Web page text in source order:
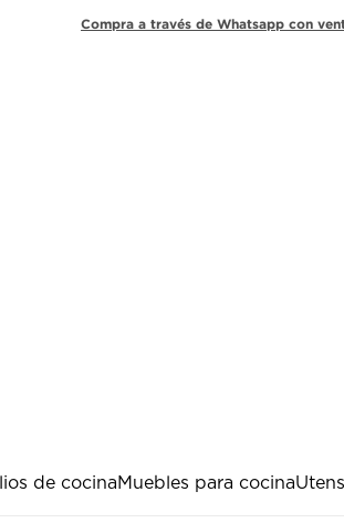
Compra a través de Whatsapp con
de cocinaMuebles para cocina